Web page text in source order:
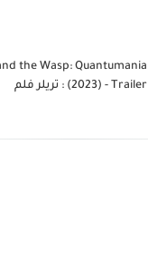
the Wasp: Quantumania
(2023) - Trailer : تريلر فلم